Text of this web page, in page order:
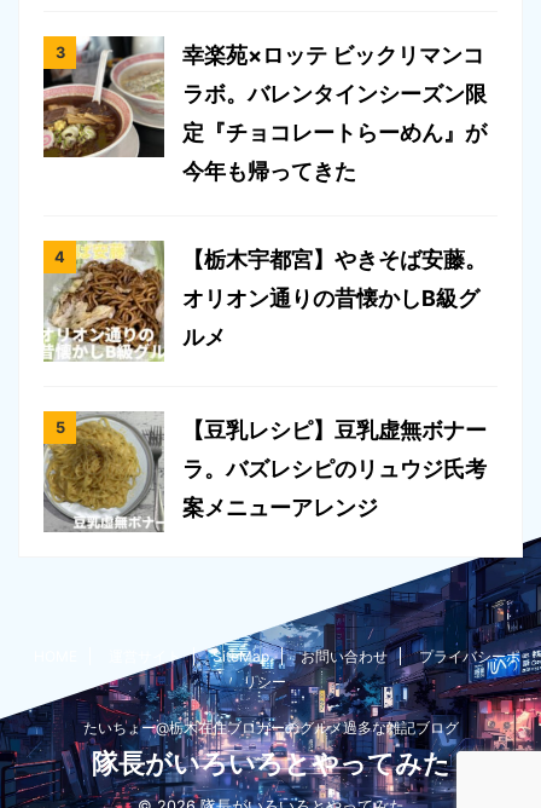
幸楽苑×ロッテ ビックリマンコ
ラボ。バレンタインシーズン限
定『チョコレートらーめん』が
今年も帰ってきた
【栃木宇都宮】やきそば安藤。
オリオン通りの昔懐かしB級グ
ルメ
【豆乳レシピ】豆乳虚無ボナー
ラ。バズレシピのリュウジ氏考
案メニューアレンジ
運営サイト SiteMap お問い合わせ
プライバシーポ
リシー
たいちょー@栃木在住ブロガーのグルメ過多な雑記ブログ
隊長がいろいろとやってみた